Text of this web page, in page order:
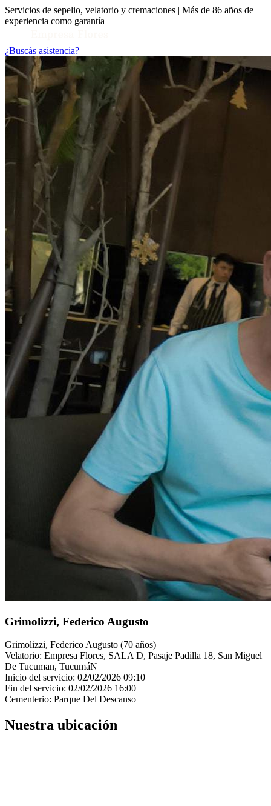
Servicios de sepelio, velatorio y cremaciones | Más de 86 años de
experiencia como garantía
Toggle Conocenos submenu
¿Buscás asistencia?
Grimolizzi, Federico Augusto
Grimolizzi, Federico Augusto (70 años)
Velatorio: Empresa Flores, SALA D, Pasaje Padilla 18, San Miguel
De Tucuman, TucumáN
Inicio del servicio: 02/02/2026 09:10
Fin del servicio: 02/02/2026 16:00
Cementerio: Parque Del Descanso
Nuestra ubicación